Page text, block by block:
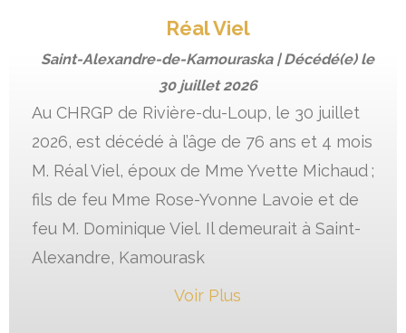
Réal Viel
Saint-Alexandre-de-Kamouraska | Décédé(e) le
30 juillet 2026
Au CHRGP de Rivière-du-Loup, le 30 juillet
2026, est décédé à l’âge de 76 ans et 4 mois
M. Réal Viel, époux de Mme Yvette Michaud ;
fils de feu Mme Rose-Yvonne Lavoie et de
feu M. Dominique Viel. Il demeurait à Saint-
Alexandre, Kamourask
Voir Plus